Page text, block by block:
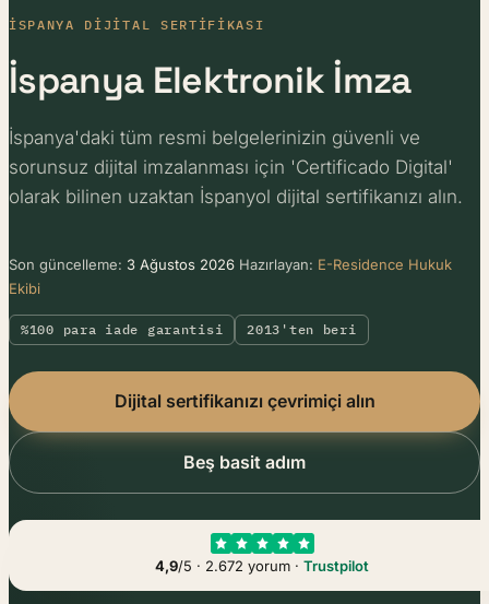
İSPANYA DIJITAL SERTIFIKASI
İspanya Elektronik İmza
İspanya'daki tüm resmi belgelerinizin güvenli ve
sorunsuz dijital imzalanması için 'Certificado Digital'
olarak bilinen uzaktan İspanyol dijital sertifikanızı alın.
Son güncelleme: 3 Ağustos 2026 Hazırlayan: E-Residence Hukuk
Ekibi
%100 para iade garantisi 2013'ten beri
Dijital sertifikanızı çevrimiçi alın
Beş basit adım
4,9/5 · 2.672 yorum · Trustpilot